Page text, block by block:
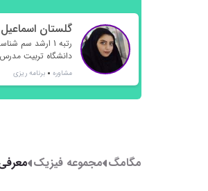
گلستان اسماعیل
نژاد
رتبه 1 ارشد سم
دانشگاه تربیت مدرس
مشاوره برنامه ریزی
مگامگ مجموعه فیزیک